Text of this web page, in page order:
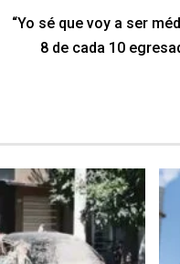
“Yo sé que voy a ser
8 de cada 10